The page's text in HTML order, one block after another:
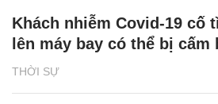
THỜI SỰ
Khách nhiễm Covid-19 cố
lên máy bay có thể bị cấm